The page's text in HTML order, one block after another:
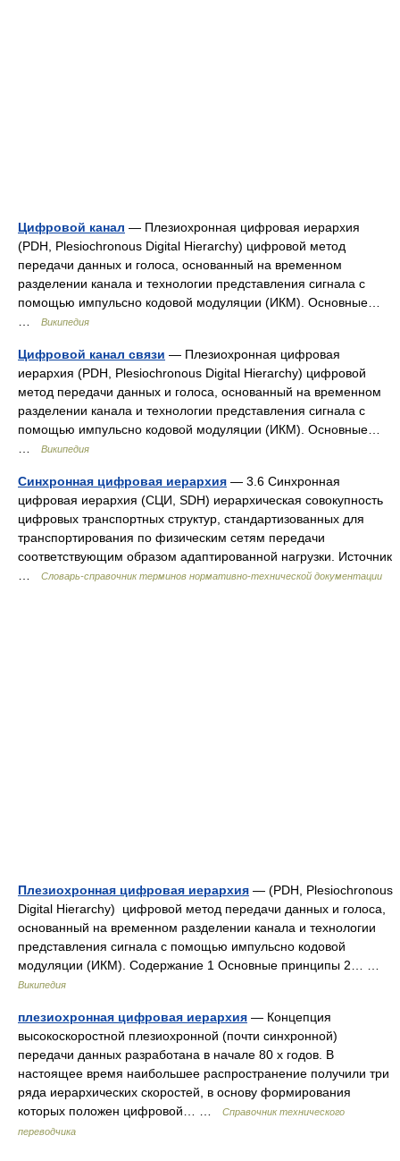
Цифровой канал — Плезиохронная цифровая иерархия
(PDH, Plesiochronous Digital Hierarchy) цифровой метод
передачи данных и голоса, основанный на временном
разделении канала и технологии представления сигнала с
помощью импульсно кодовой модуляции (ИКМ). Основные…
Википедия
Цифровой канал связи — Плезиохронная цифровая
иерархия (PDH, Plesiochronous Digital Hierarchy) цифровой
метод передачи данных и голоса, основанный на временном
разделении канала и технологии представления сигнала с
помощью импульсно кодовой модуляции (ИКМ). Основные…
Википедия
Синхронная цифровая иерархия — 3.6 Синхронная
цифровая иерархия (СЦИ, SDH) иерархическая совокупность
цифровых транспортных структур, стандартизованных для
транспортирования по физическим сетям передачи
соответствующим образом адаптированной нагрузки. Источник
Словарь-справочник терминов нормативно-технической документации
Плезиохронная цифровая иерархия — (PDH, Plesiochronous
Digital Hierarchy) цифровой метод передачи данных и голоса,
основанный на временном разделении канала и технологии
представления сигнала с помощью импульсно кодовой
модуляции (ИКМ). Содержание 1 Основные принципы 2… …
Википедия
плезиохроннaя цифровая иерархия — Концепция
высокоскоростной плезиохронной (почти синхронной)
передачи данных разработана в начале 80 х годов. В
настоящее время наибольшее распространение получили три
ряда иерархических скоростей, в основу формирования
которых положен цифровой… …
Справочник технического
переводчика